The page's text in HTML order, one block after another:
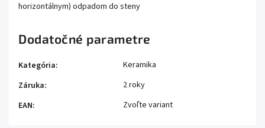
horizontálnym) odpadom do steny
Dodatočné parametre
Kategória:
Keramika
Záruka:
2 roky
EAN: Zvoľte variant